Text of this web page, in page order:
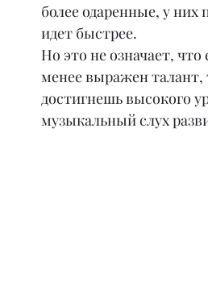
более одаренные, у них
идет быстрее.
Но это не означает, что
менее выражен талант,
достигнешь высокого
музыкальный слух